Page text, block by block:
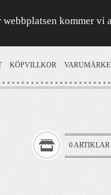
kommer vi
KÖPVILLKOR
0